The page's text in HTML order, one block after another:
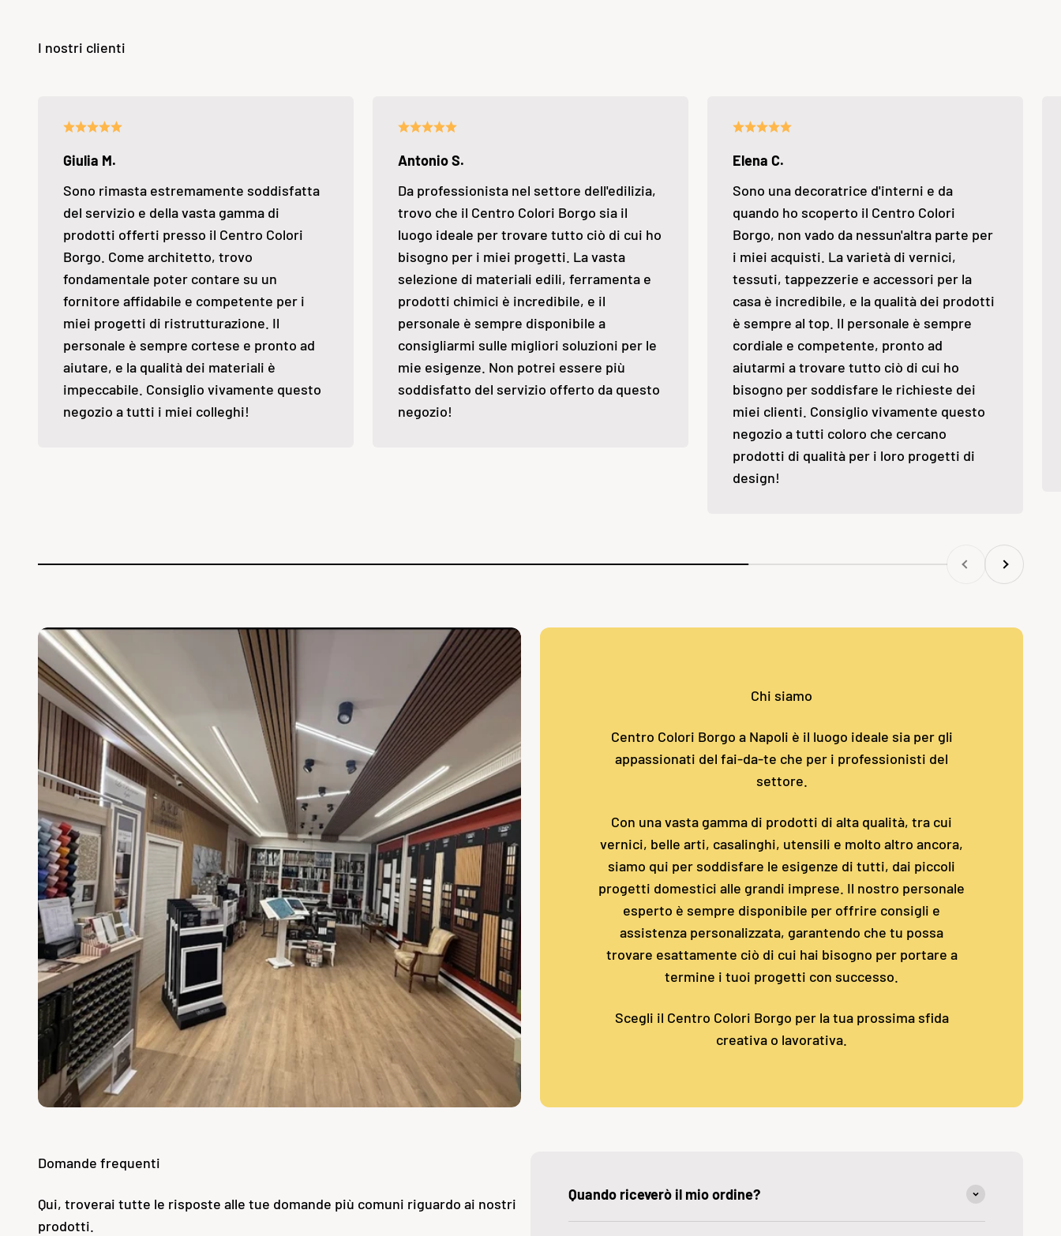
Giulia M.
Sono rimasta estremamente soddisfatta
del servizio e della vasta gamma di
prodotti offerti presso il Centro Colori
Borgo. Come architetto, trovo
fondamentale poter contare su un
fornitore affidabile e competente per i
miei progetti di ristrutturazione. Il
personale è sempre cortese e pronto ad
aiutare, e la qualità dei materiali è
impeccabile. Consiglio vivamente questo
negozio a tutti i miei colleghi!
Antonio S.
Da professionista nel settore dell'edilizia,
trovo che il Centro Colori Borgo sia il
luogo ideale per trovare tutto ciò di cui ho
bisogno per i miei progetti. La vasta
selezione di materiali edili, ferramenta e
prodotti chimici è incredibile, e il
personale è sempre disponibile a
consigliarmi sulle migliori soluzioni per le
mie esigenze. Non potrei essere più
soddisfatto del servizio offerto da questo
negozio!
Elena C.
Sono una decoratrice d'interni e da
quando ho scoperto il Centro Colori
Borgo, non vado da nessun'altra parte per
i miei acquisti. La varietà di vernici,
tessuti, tappezzerie e accessori per la
casa è incredibile, e la qualità dei prodotti
è sempre al top. Il personale è sempre
cordiale e competente, pronto ad
aiutarmi a trovare tutto ciò di cui ho
bisogno per soddisfare le richieste dei
miei clienti. Consiglio vivamente questo
negozio a tutti coloro che cercano
prodotti di qualità per i loro progetti di
design!
Precedente
Successivo
Chi siamo
Centro Colori Borgo a Napoli è il luogo ideale sia per gli
appassionati del fai-da-te che per i professionisti del
settore.
Con una vasta gamma di prodotti di alta qualità, tra cui
vernici, belle arti, casalinghi, utensili e molto altro ancora,
siamo qui per soddisfare le esigenze di tutti, dai piccoli
progetti domestici alle grandi imprese. Il nostro personale
esperto è sempre disponibile per offrire consigli e
assistenza personalizzata, garantendo che tu possa
trovare esattamente ciò di cui hai bisogno per portare a
termine i tuoi progetti con successo.
Scegli il Centro Colori Borgo per la tua prossima sfida
creativa o lavorativa.
Domande frequenti
Qui, troverai tutte le risposte alle tue domande più comuni riguardo ai nostri
prodotti.
Quando riceverò il mio ordine?